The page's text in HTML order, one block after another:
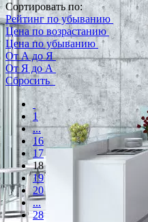
Сортировать по:
Рейтинг по убыванию
Цена по возрастанию
Цена по убыванию
От А до Я
От Я до А
Сбросить
1
...
16
17
18
19
20
...
28